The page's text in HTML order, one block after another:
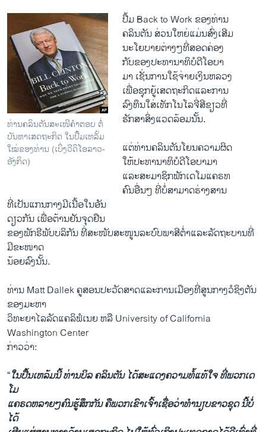
ທ່ານຄລິນຕັນສະເໜີຄໍາຕອບ ຕໍ່
ບັນຫາເສດຖະກິດ ໃນປື້ມເຫລັ້ມ
ໃໝ່ຂອງທ່ານ (ເບິ່ງວີດິໂອລາວ-
ອັງກິດ)
ປື້​ມ Back to Work ຂອງ​ທ່ານ
​ຄ​ລິນ​ຕັນ​ ສ່ວນ​ໃຫຍ່​ແມ່ນ​ສົ່ງ​ເສີມ
​ນະ​ໂຍບາຍ​ຕ່າງໆ​ທີ່ສອດຄ່ອງ
​ກັບ​ຂອງ​ປະທານາທິບໍດີ​ໂອ​ບາ
​ມາ ​ເຊັ່ນ​ການໃຊ້​ຈ່າຍເງິນ​ຫລວງ
​ເພື່ອ​ຊຸກຍູ້​ເສດຖະກິດ​ແລະ​ການ​
ລົງ​ທຶນ​ໃສ່​ເທັ​ກ​ໂນ​ໂລ​ຈີ່​ສີຂຽວທີ່
​ຮັກສາ​ສິ່ງແວດລ້ອມ​ນັ້ນ.
ແຕ່​ທ່ານ​ຄລິນ​ຕັນ​ໂຍນ​ຄວາມ​ຜິດ
​ໃຫ້​ປະທານາທິບໍດີໂອ​ບາ​ມາ
​ແລະ​ສະມາຊິກ​ພັກເດ​ໂມແຄ​ຣທ
ຄົນອື່ນໆ ທີ່​ບໍ່​ສາມາດ​ຮ່າງ​ສານ
​ທີ່ເປັນ​ແກນ​ກາງມີ​ເນື້ອ​ໃນ​ອັນ
​ດຽວກັນ​ ​ເພື່ອ​ຕ້ານຢັນຈຸດ​ຢືນ
ຂອງ​ພັກຣີພັບ​ບລິ​ກັນ​ ທີ່​ສະໜັບ​ສະ​ໜູນລະບົບ​ພາສີ​ຕໍ່າ​ແລະ​ລັດຖະບານ​ທີ່​
ມີຂະໜາດ
ນ້ອຍ​ລົງນັ້ນ​.
ທ່ານ Matt Dallek ຄູ​ສອນ​ປະວັດ​ສາດ​ແລະ​ການ​ເມືອງ​ທີ່ສູນ​ກາງ​ວໍ​ຊິງ​ຕັນ
ຂອງ​ມະຫາ​
ວິທະຍາໄລລັດ​ແຄ​ລິ​ຟໍ​ເນຍ ຫລື University of California
Washington Center
ກ່າວ​ວ່າ:
“ໃນ​ປື້ນເຫ​ລ້ມນີ້ ທ່ານ​ບິ​ລ ຄລິນ​ຕັນ ​ໄດ້​ສະ​ແດງ​ຄວາມ​ທໍ້​ແທ້ໃຈ ທີ່​ພວກເດ​
ໂມ
ແຄຣດຫລາຍໆ​ຄົນ​ຮູ້ສຶກກັນ ຄື​ພວກ​ເຂົາ​ເຈົ້າ​ເຊື່ອ​ວ່າ​ທໍານຽບຂາວ​ຊຸດ ນີ້​ບໍ່​
ໄດ້​